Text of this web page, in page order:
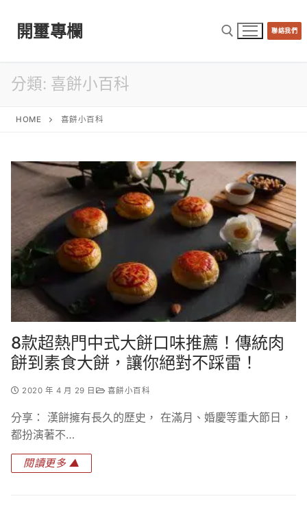
開璽專欄 聯絡我們
分類: 喜餅小百科
HOME 喜餅小百科
8款超熱門中式大餅口味推薦！傳統肉
餅到素食大餅，讓你絕對不踩雷！
2020 年 4 月 29 日 喜餅小百科
分享： 漢餅擁有長久的歷史， 在滿月、婚慶等重大節日，
都扮演著不…
閱讀更多 ▲